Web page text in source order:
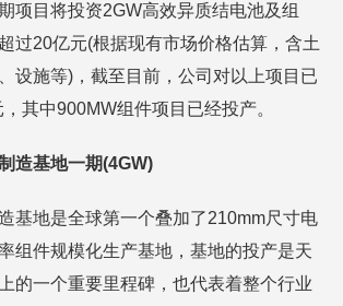
项目将投资2GW高效异质结电池及组
过20亿元(根据现有市场价格估算，含土
设施等)，截至目前，公司对以上项目已
其中900MW组件项目已经投产。
造基地一期(4GW)
基地是全球第一个叠加了210mm尺寸电
组件规模化生产基地，基地的投产是天
的一个重要里程碑，也代表着整个行业